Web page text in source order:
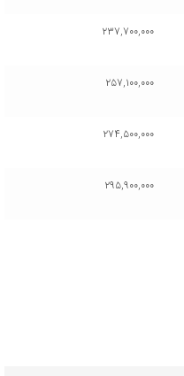
۲۳۷,۷۰۰,۰۰۰
۲۵۷,۱۰۰,۰۰۰
۲۷۴,۵۰۰,۰۰۰
۲۹۵,۹۰۰,۰۰۰